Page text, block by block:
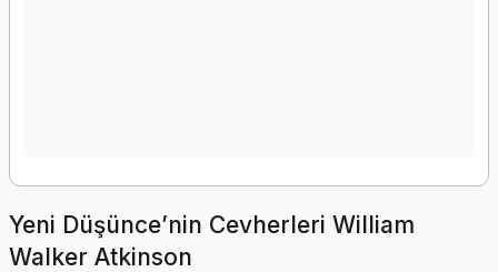
Yeni Düşünce’nin Cevherleri William
Walker Atkinson